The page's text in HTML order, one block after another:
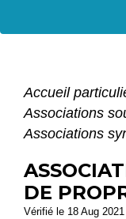
Accueil
Associations
Associations
DE
Vérifié le 18 Aug